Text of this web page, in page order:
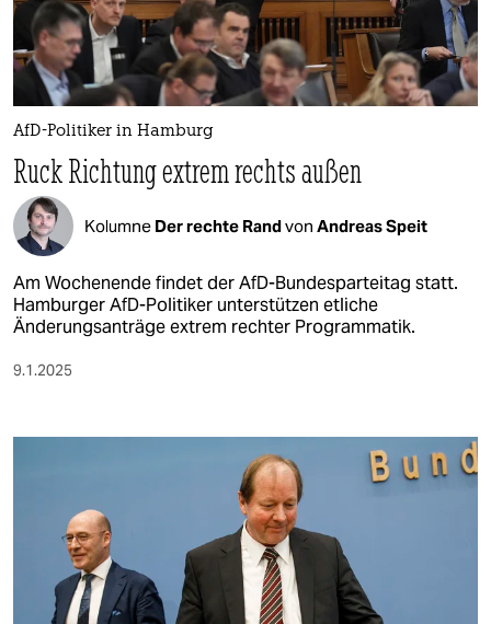
nord
wahrheit
verlag
veranstaltungen
shop
fragen & hilfe
unterstützen
AfD-Politiker in Hamburg
Ruck Richtung extrem rechts außen
Kolumne Der rechte Randvon Andreas Speit
Am Wochenende findet der AfD-Bundesparteitag statt.
Hamburger AfD-Politiker unterstützen etliche
Änderungsanträge extrem rechter Programmatik.
9.1.2025